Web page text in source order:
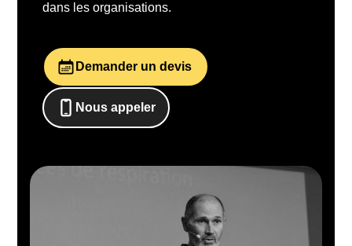
dans les organisations.
Demander un devis
Nous appeler
0652698481